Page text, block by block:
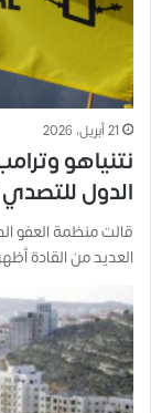
21 أبريل، 2026
نتنياهو
الدول
قالت منظمة العفو
العديد من القادة أظهروا